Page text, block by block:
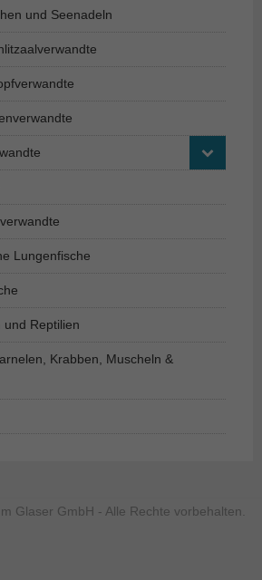
und Seenadeln
Lungenfische
und Reptilien
Krabben, Muscheln &
Glaser GmbH - Alle Rechte vorbehalten.